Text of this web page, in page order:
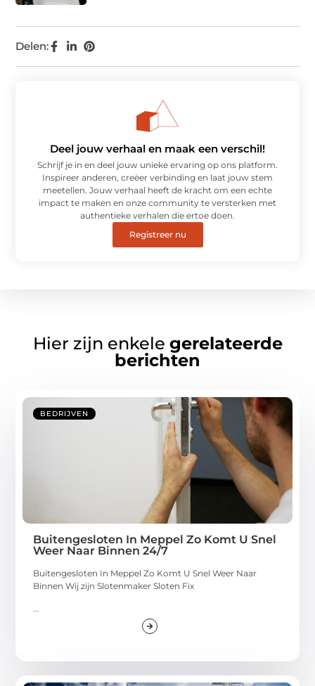
Delen:
Deel jouw verhaal en maak een verschil!
Schrijf je in en deel jouw unieke ervaring op ons platform.
Inspireer anderen, creëer verbinding en laat jouw stem
meetellen. Jouw verhaal heeft de kracht om een echte
impact te maken en onze community te versterken met
authentieke verhalen die ertoe doen.
Registreer nu
Hier zijn enkele gerelateerde
berichten
BEDRIJVEN
Buitengesloten In Meppel Zo Komt U Snel
Weer Naar Binnen 24/7
Buitengesloten In Meppel Zo Komt U Snel Weer Naar
Binnen Wij zijn Slotenmaker Sloten Fix
...